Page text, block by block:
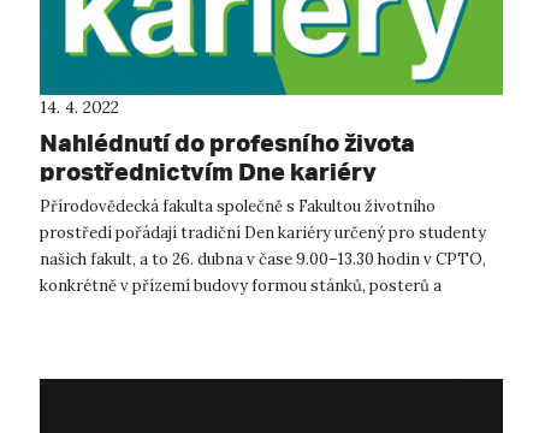
14. 4. 2022
Nahlédnutí do profesního života
prostřednictvím Dne kariéry
Přírodovědecká fakulta společně s Fakultou životního
prostředí pořádají tradiční Den kariéry určený pro studenty
našich fakult, a to 26. dubna v čase 9.00–13.30 hodin v CPTO,
konkrétně v přízemí budovy formou stánků, posterů a